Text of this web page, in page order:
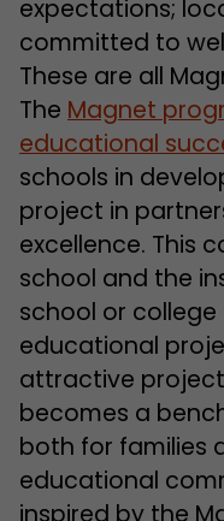
expectations;
committed to
These are all
The Magnet
educational
schools in
project in
excellence. This
school and the
school or
educational
attractive
becomes a
both for families
educational